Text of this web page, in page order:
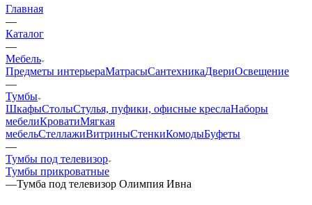
Главная
—
Каталог
—
Мебель
Предметы интерьераМатрасыСантехникаДвериОсвещение
—
Тумбы
ШкафыСтолыСтулья, пуфики, офисные креслаНаборы
мебелиКроватиМягкая
мебельСтеллажиВитриныСтенкиКомодыБуфеты
—
Тумбы под телевизор
Тумбы прикроватные
—Тумба под телевизор Олимпия Ивна